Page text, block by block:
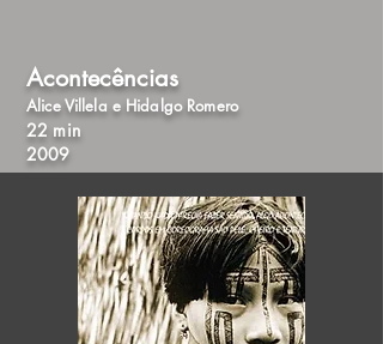
Acontecências
Alice Villela e Hidalgo Romero
22 min
2009